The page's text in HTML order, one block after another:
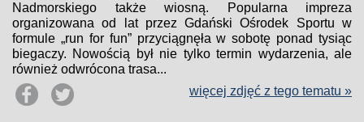
Nadmorskiego także wiosną. Popularna impreza
organizowana od lat przez Gdański Ośrodek Sportu w
formule „run for fun” przyciągnęła w sobotę ponad tysiąc
biegaczy. Nowością był nie tylko termin wydarzenia, ale
również odwrócona trasa...
więcej zdjęć z tego tematu »